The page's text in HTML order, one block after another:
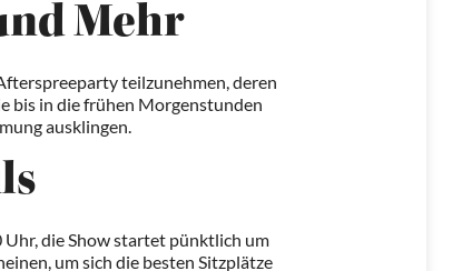
Mehr
teilzunehmen, deren
bis in die frühen Morgenstunden
ausklingen.
die Show startet pünktlich um
um sich die besten Sitzplätze